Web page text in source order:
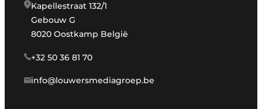
Kapellestraat 132/1
Gebouw G
8020 Oostkamp België
+32 50 36 81 70
info@louwersmediagroep.be